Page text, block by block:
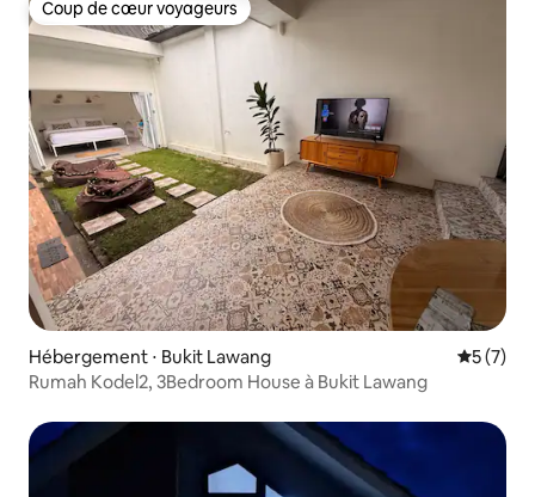
Coup de cœur voyageurs
Coup de cœur voyageurs
Hébergement ⋅ Bukit Lawang
5 (7)
Rumah Kodel2, 3Bedroom House à Bukit Lawang